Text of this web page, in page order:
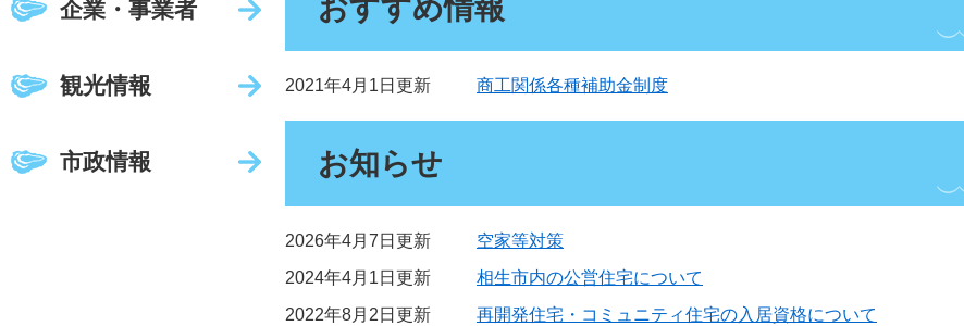
企業・事業者
観光情報
市政情報
おすすめ情報
2021年4月1日更新 商工関係各種補助金制度
お知らせ
2026年4月7日更新
空家等対策
2024年4月1日更新
相生市内の公営住宅について
2022年8月2日更新
再開発住宅・コミュニティ住宅の入居資格について